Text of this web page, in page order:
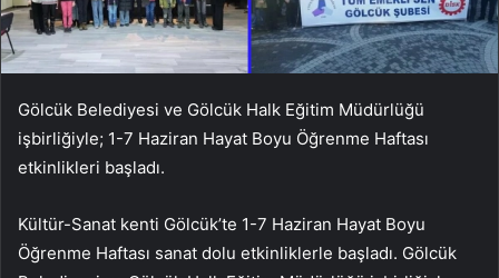
Gölcük Belediyesi ve Gölcük Halk Eğitim Müdürlüğü
işbirliğiyle; 1-7 Haziran Hayat Boyu Öğrenme Haftası
etkinlikleri başladı.
Kültür-Sanat kenti Gölcük’te 1-7 Haziran Hayat Boyu
Öğrenme Haftası sanat dolu etkinliklerle başladı. Gölcük